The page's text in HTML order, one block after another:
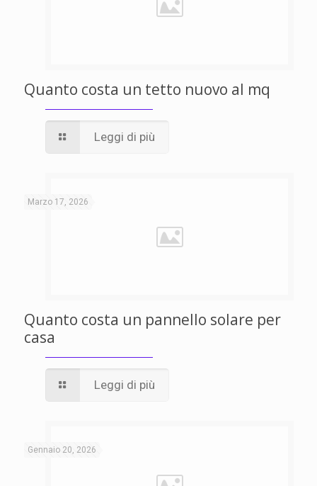
Quanto costa un tetto nuovo al mq
Leggi di più
Marzo 17, 2026
Quanto costa un pannello solare per
casa
Leggi di più
Gennaio 20, 2026